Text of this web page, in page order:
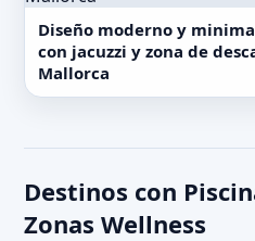
Diseño moderno y
con jacuzzi y zona de
Mallorca
Destinos con
Zonas Wellness